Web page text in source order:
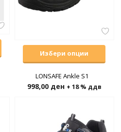
Избери опции
LONSAFE Ankle S1
998,00 ден + 18 % ддв